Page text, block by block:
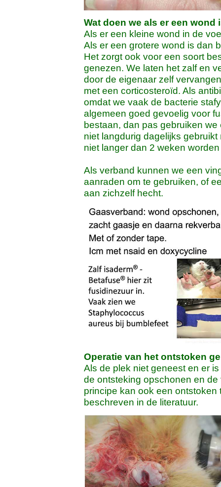
Wat doen we als er een wond
Als er een kleine wond in de
Als er een grotere wond is dan
Het zorgt ook voor een soort
genezen. We laten het zalf en
door de eigenaar zelf
met een corticosteroïd. Als
omdat we vaak de bacterie
algemeen goed gevoelig voor
bestaan, dan pas gebruiken
niet langdurig dagelijks
niet langer dan 2 weken
Als verband kunnen we een
aanraden om te gebruiken, of
aan zichzelf hecht.
Operatie van het ontstoken
Als de plek niet geneest en er
de ontsteking opschonen en
principe kan ook een
beschreven in de literatuur.